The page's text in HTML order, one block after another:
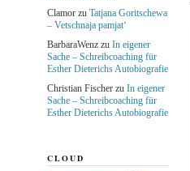
Clamorzu Tatjana Goritschewa
– Vetschnaja pamjat‘
BarbaraWenzzu In eigener
Sache – Schreibcoaching für
Esther Dieterichs Autobiografie
Christian Fischerzu In eigener
Sache – Schreibcoaching für
Esther Dieterichs Autobiografie
CLOUD